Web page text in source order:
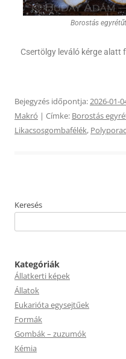
Borostás
Csertölgy leváló kérge alatt
Bejegyzés időpontja:2026-01-
Makró | Címke: Borostás
Likacsosgombafélék,
Keresés
Kategóriák
Állatkerti képek
Állatok
Eukarióta egysejtűek
Formák
Gombák – zuzumók
Kémia